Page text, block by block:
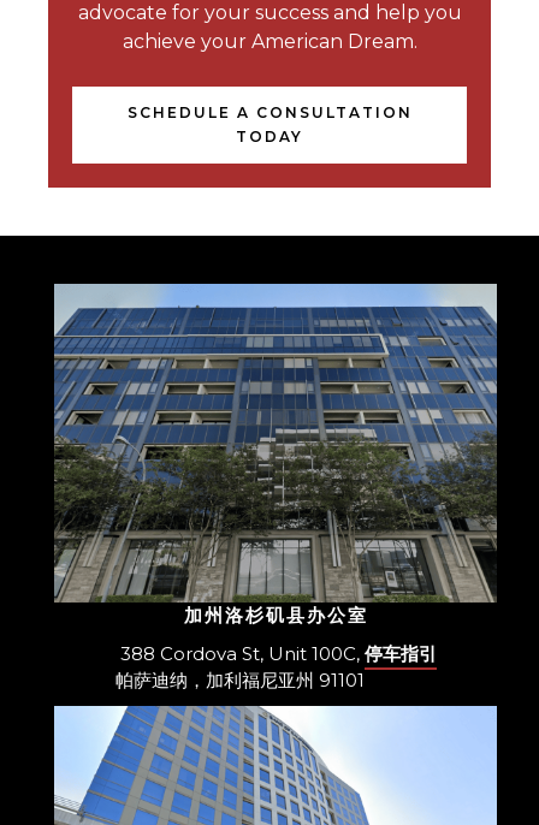
advocate for your success and help you
achieve your American Dream.
SCHEDULE A CONSULTATION
TODAY
加州洛杉矶县办公室
388 Cordova St, Unit 100C,
帕萨迪纳，加利福尼亚州 91101
停车指引